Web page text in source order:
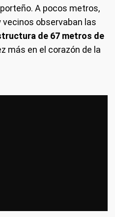
A pocos metros,
vecinos observaban las
de 67 metros de
más en el corazón de la